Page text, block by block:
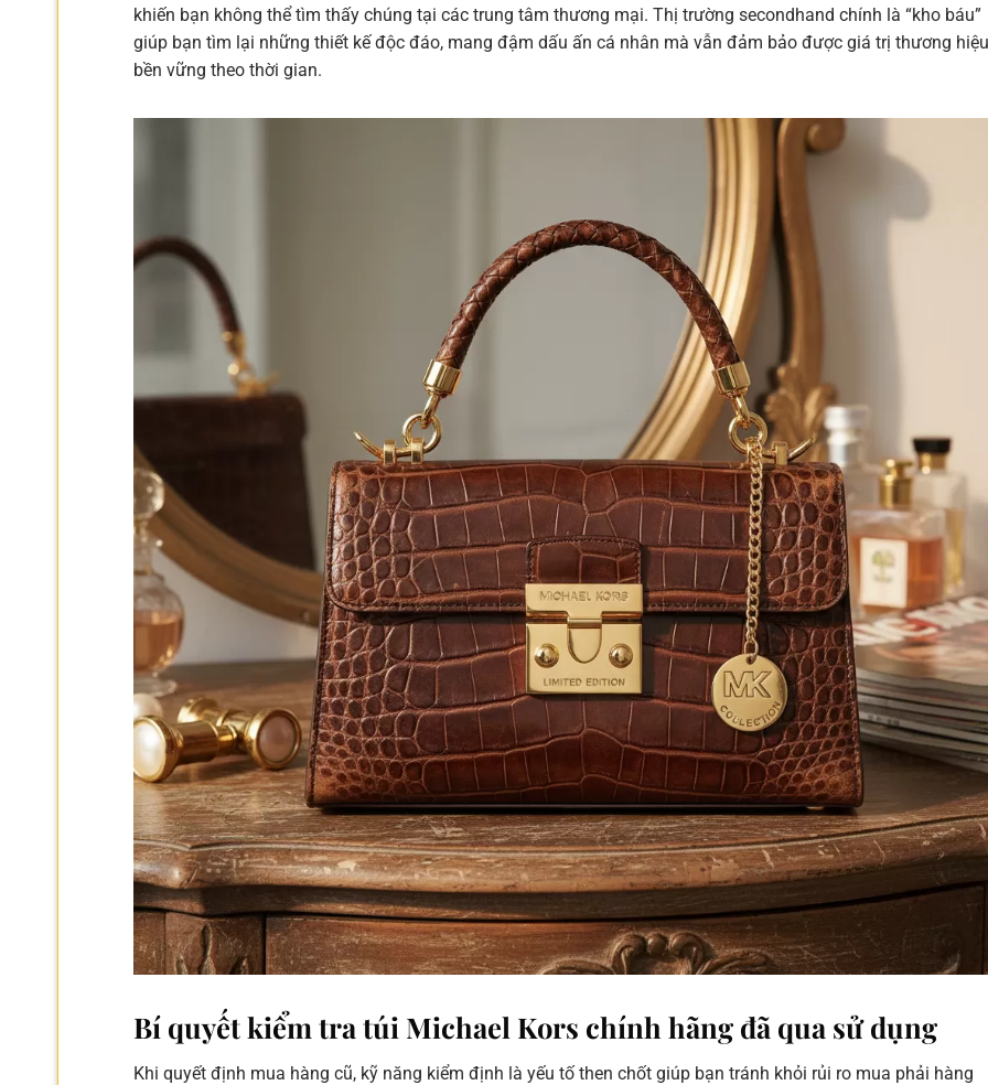
khiến bạn không thể tìm thấy chúng tại các trung tâm thương mại. Thị trường secondhand chính là “kho báu”
giúp bạn tìm lại những thiết kế độc đáo, mang đậm dấu ấn cá nhân mà vẫn đảm bảo được giá trị thương hiệu
bền vững theo thời gian.
Bí quyết kiểm tra túi Michael Kors chính hãng đã qua sử dụng
Khi quyết định mua hàng cũ, kỹ năng kiểm định là yếu tố then chốt giúp bạn tránh khỏi rủi ro mua phải hàng